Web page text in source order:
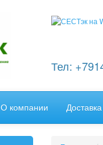
Тел:
О компании Доставка